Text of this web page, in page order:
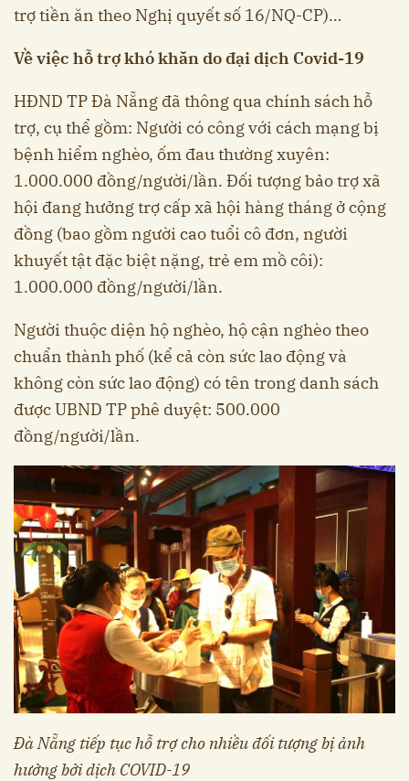
trợ tiền ăn theo Nghị quyết số 16/NQ-CP)…
Về việc hỗ trợ khó khăn do đại dịch Covid-19
HĐND TP Đà Nẵng đã thông qua chính sách hỗ
trợ, cụ thể gồm: Người có công với cách mạng bị
bệnh hiểm nghèo, ốm đau thường xuyên:
1.000.000 đồng/người/lần. Đối tượng bảo trợ xã
hội đang hưởng trợ cấp xã hội hàng tháng ở cộng
đồng (bao gồm người cao tuổi cô đơn, người
khuyết tật đặc biệt nặng, trẻ em mồ côi):
1.000.000 đồng/người/lần.
Người thuộc diện hộ nghèo, hộ cận nghèo theo
chuẩn thành phố (kể cả còn sức lao động và
không còn sức lao động) có tên trong danh sách
được UBND TP phê duyệt: 500.000
đồng/người/lần.
Đà Nẵng tiếp tục hỗ trợ cho nhiều đối tượng bị ảnh
hưởng bởi dịch COVID-19